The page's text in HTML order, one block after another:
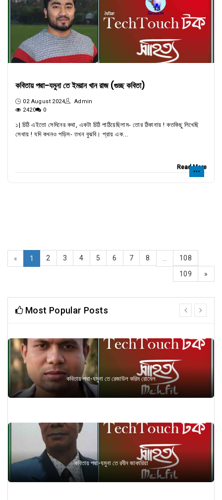
কবিতায় পদ্মা-যমুনা তে ইমরান খান রাজ (গুচ্ছ কবিতা)
02 August 2024
Admin
2420
0
১| চিঠি এইতো সেদিনের কথা, একটা চিঠি পাঠিয়েছিলাম- তোর ঠিকানায় ! কতকিছু লিখেছি
সেথায় ! যদি কখনও পড়িস- তখন বুঝবি। প্রায় এক...
Read More
« 1 2 3 4 5 6 7 8
108
109
»
Most Popular Posts
কবিতায় পদ্মা-যমুনা তে রেজাউল করিম রোমেল
কবিতায় পদ্মা-যমুনা তে রবীন জাকারিয়া
prev